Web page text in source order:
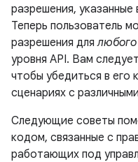
разрешения,
Теперь пользователь
разрешения длялюбого
уровня API. Вам
чтобы убедиться в его
сценариях с
Следующие советы
кодом, связанные с
работающих под